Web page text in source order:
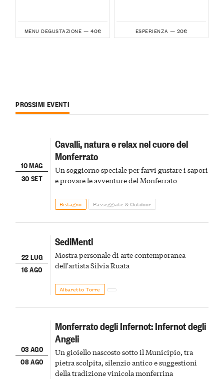
MENU DEGUSTAZIONE — 40€ ESPERIENZA — 20€
PROSSIMI EVENTI
10 MAG
30 SET
Cavalli, natura e relax nel cuore del
Monferrato
Un soggiorno speciale per farvi gustare i sapori
e provare le avventure del Monferrato
Bistagno Passeggiate & Outdoor
22 LUG
16 AGO
SediMenti
Mostra personale di arte contemporanea
dell'artista Silvia Ruata
Albaretto Torre
03 AGO
08 AGO
Monferrato degli Infernot: Infernot degli
Angeli
Un gioiello nascosto sotto il Municipio, tra
pietra scolpita, silenzio antico e suggestioni
della tradizione vinicola monferrina